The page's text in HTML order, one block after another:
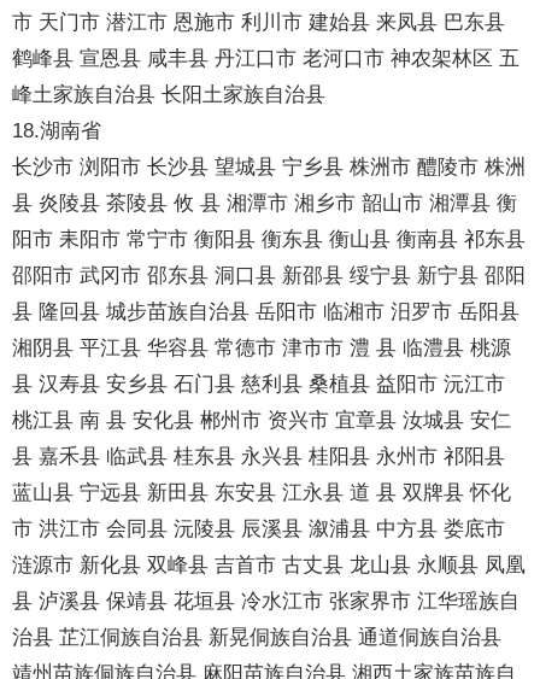
市 天门市 潜江市 恩施市 利川市 建始县 来凤县 巴东县
鹤峰县 宣恩县 咸丰县 丹江口市 老河口市 神农架林区 五
峰土家族自治县 长阳土家族自治县
18.湖南省
长沙市 浏阳市 长沙县 望城县 宁乡县 株洲市 醴陵市 株洲
县 炎陵县 茶陵县 攸 县 湘潭市 湘乡市 韶山市 湘潭县 衡
阳市 耒阳市 常宁市 衡阳县 衡东县 衡山县 衡南县 祁东县
邵阳市 武冈市 邵东县 洞口县 新邵县 绥宁县 新宁县 邵阳
县 隆回县 城步苗族自治县 岳阳市 临湘市 汨罗市 岳阳县
湘阴县 平江县 华容县 常德市 津市市 澧 县 临澧县 桃源
县 汉寿县 安乡县 石门县 慈利县 桑植县 益阳市 沅江市
桃江县 南 县 安化县 郴州市 资兴市 宜章县 汝城县 安仁
县 嘉禾县 临武县 桂东县 永兴县 桂阳县 永州市 祁阳县
蓝山县 宁远县 新田县 东安县 江永县 道 县 双牌县 怀化
市 洪江市 会同县 沅陵县 辰溪县 溆浦县 中方县 娄底市
涟源市 新化县 双峰县 吉首市 古丈县 龙山县 永顺县 凤凰
县 泸溪县 保靖县 花垣县 冷水江市 张家界市 江华瑶族自
治县 芷江侗族自治县 新晃侗族自治县 通道侗族自治县
靖州苗族侗族自治县 麻阳苗族自治县 湘西土家族苗族自